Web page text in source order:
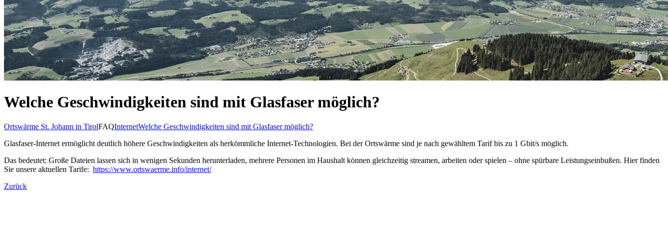
Welche Geschwindigkeiten sind mit Glasfaser möglich?
Ortswärme St. Johann in TirolFAQInternetWelche Geschwindigkeiten sind mit Glasfaser möglich?
Glasfaser-Internet ermöglicht deutlich höhere Geschwindigkeiten als herkömmliche Internet-Technologien. Bei der Ortswärme sind je nach gewähltem Tarif bis zu 1 Gbit/s möglich.
Das bedeutet: Große Dateien lassen sich in wenigen Sekunden herunterladen, mehrere Personen im Haushalt können gleichzeitig streamen, arbeiten oder spielen – ohne spürbare Leistungseinbußen. Hier finden
Sie unsere aktuellen Tarife: https://www.ortswaerme.info/internet/
Zurück